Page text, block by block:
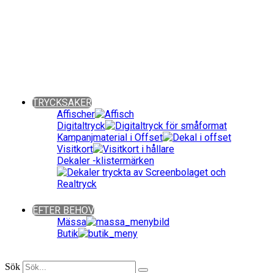
TRYCKSAKER
Affischer
Digitaltryck
Kampanjmaterial i Offset
Visitkort
Dekaler -klistermärken
EFTER BEHOV
Mässa
Butik
Sök